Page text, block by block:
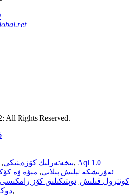
All Rights Reserved.
بىخەتەرلىك كۆزەينىكى, , Aql 1.0
ئەۋرىشكە ئېلىش پىلانى, مېۋە ۋە
كونترول قىلىش, ئوپتىكىلىق كۆز رامكىسى
,